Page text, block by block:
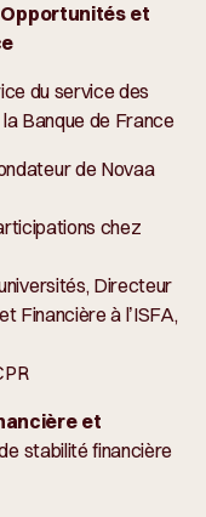
Opportunités et
du service des
Banque de France
de Novaa
chez
Directeur
Financière à l’ISFA,
et
stabilité financière